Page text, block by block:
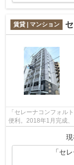
賃貸 | マンション
「セレーナコンフォル
便利。2018年1月完成
ざいます。共用設備も
現
「セ